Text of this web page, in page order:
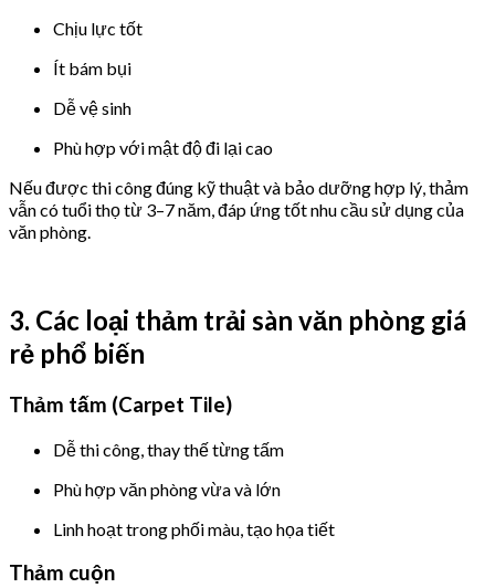
Chịu lực tốt
Ít bám bụi
Dễ vệ sinh
Phù hợp với mật độ đi lại cao
Nếu được thi công đúng kỹ thuật và bảo dưỡng hợp lý, thảm
vẫn có tuổi thọ từ 3–7 năm, đáp ứng tốt nhu cầu sử dụng của
văn phòng.
3. Các loại thảm trải sàn văn phòng giá
rẻ phổ biến
Thảm tấm (Carpet Tile)
Dễ thi công, thay thế từng tấm
Phù hợp văn phòng vừa và lớn
Linh hoạt trong phối màu, tạo họa tiết
Thảm cuộn